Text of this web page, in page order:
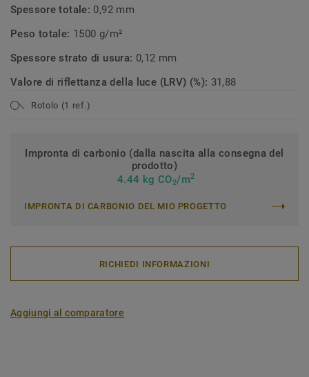
Spessore totale: 0,92 mm
Peso totale: 1500 g/m²
Spessore strato di usura: 0,12 mm
Valore di riflettanza della luce (LRV) (%): 31,88
Rotolo (1 ref.)
Impronta di carbonio (dalla nascita alla consegna del
prodotto)
4.44 kg CO2/m2
IMPRONTA DI CARBONIO DEL MIO PROGETTO
RICHIEDI INFORMAZIONI
Aggiungi al comparatore